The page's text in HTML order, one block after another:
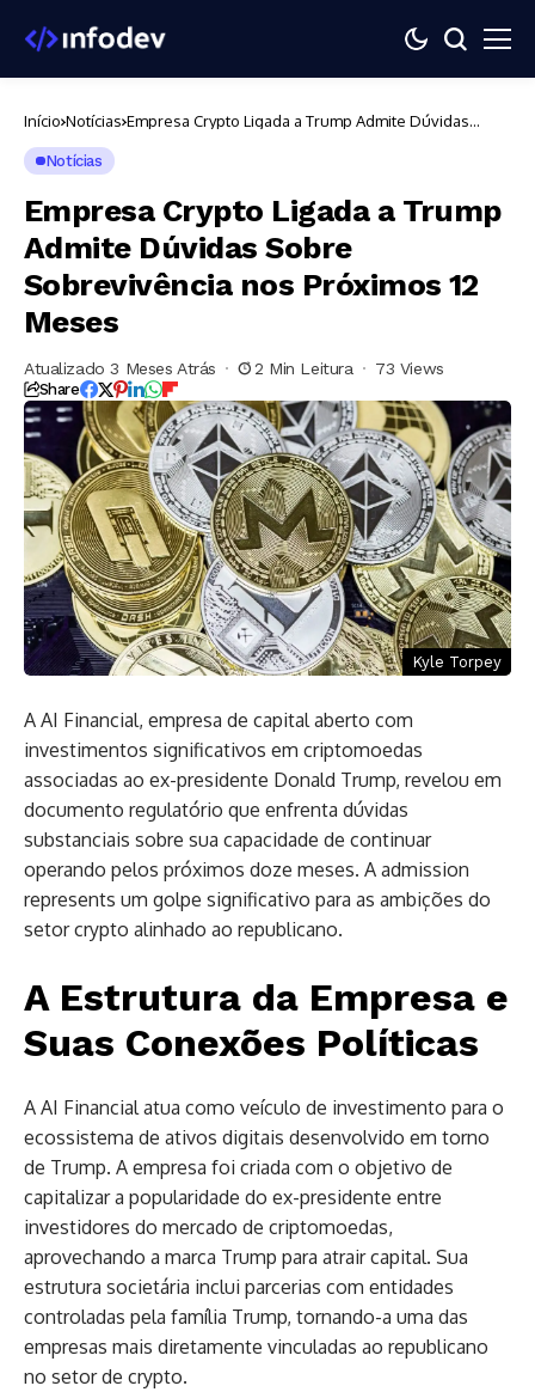
Início Notícias Empresa Crypto Ligada a Trump Admite Dúvidas
Notícias
Empresa Crypto Ligada a Trump
Admite Dúvidas Sobre
Sobrevivência nos Próximos 12
Meses
Atualizado 3 Meses Atrás 2 Min Leitura 73 Views
Share
Kyle Torpey
A AI Financial, empresa de capital aberto com
investimentos significativos em criptomoedas
associadas ao ex-presidente Donald Trump, revelou em
documento regulatório que enfrenta dúvidas
substanciais sobre sua capacidade de continuar
operando pelos próximos doze meses. A admission
represents um golpe significativo para as ambições do
setor crypto alinhado ao republicano.
A Estrutura da Empresa e
Suas Conexões Políticas
A AI Financial atua como veículo de investimento para o
ecossistema de ativos digitais desenvolvido em torno
de Trump. A empresa foi criada com o objetivo de
capitalizar a popularidade do ex-presidente entre
investidores do mercado de criptomoedas,
aprovechando a marca Trump para atrair capital. Sua
estrutura societária inclui parcerias com entidades
controladas pela família Trump, tornando-a uma das
empresas mais diretamente vinculadas ao republicano
no setor de crypto.